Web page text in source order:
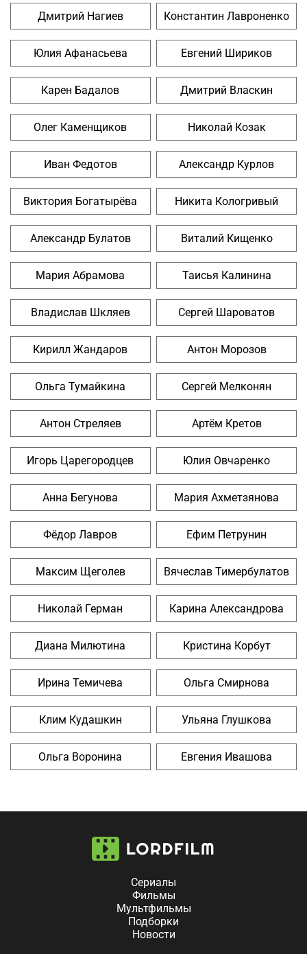
Дмитрий Нагиев Константин Лавроненко
Юлия Афанасьева Евгений Шириков
Карен Бадалов Дмитрий Власкин
Олег Каменщиков Николай Козак
Иван Федотов Александр Курлов
Виктория Богатырёва Никита Кологривый
Александр Булатов Виталий Кищенко
Мария Абрамова Таисья Калинина
Владислав Шкляев Сергей Шароватов
Кирилл Жандаров Антон Морозов
Ольга Тумайкина Сергей Мелконян
Антон Стреляев Артём Кретов
Игорь Царегородцев Юлия Овчаренко
Анна Бегунова Мария Ахметзянова
Фёдор Лавров Ефим Петрунин
Максим Щеголев Вячеслав Тимербулатов
Николай Герман Карина Александрова
Диана Милютина Кристина Корбут
Ирина Темичева Ольга Смирнова
Клим Кудашкин Ульяна Глушкова
Ольга Воронина Евгения Ивашова
Сериалы
Фильмы
Мультфильмы
Подборки
Новости